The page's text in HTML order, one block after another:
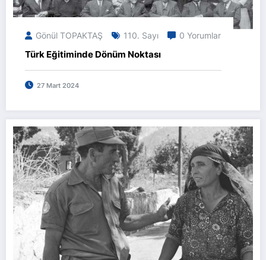
Gönül TOPAKTAŞ 110. Sayı 0 Yorumlar
Türk Eğitiminde Dönüm Noktası
27 Mart 2024